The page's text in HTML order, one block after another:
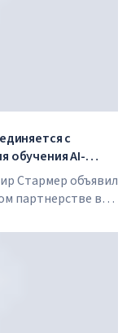
с
обучения AI-
Стармер объявил
партнерстве в
запускают